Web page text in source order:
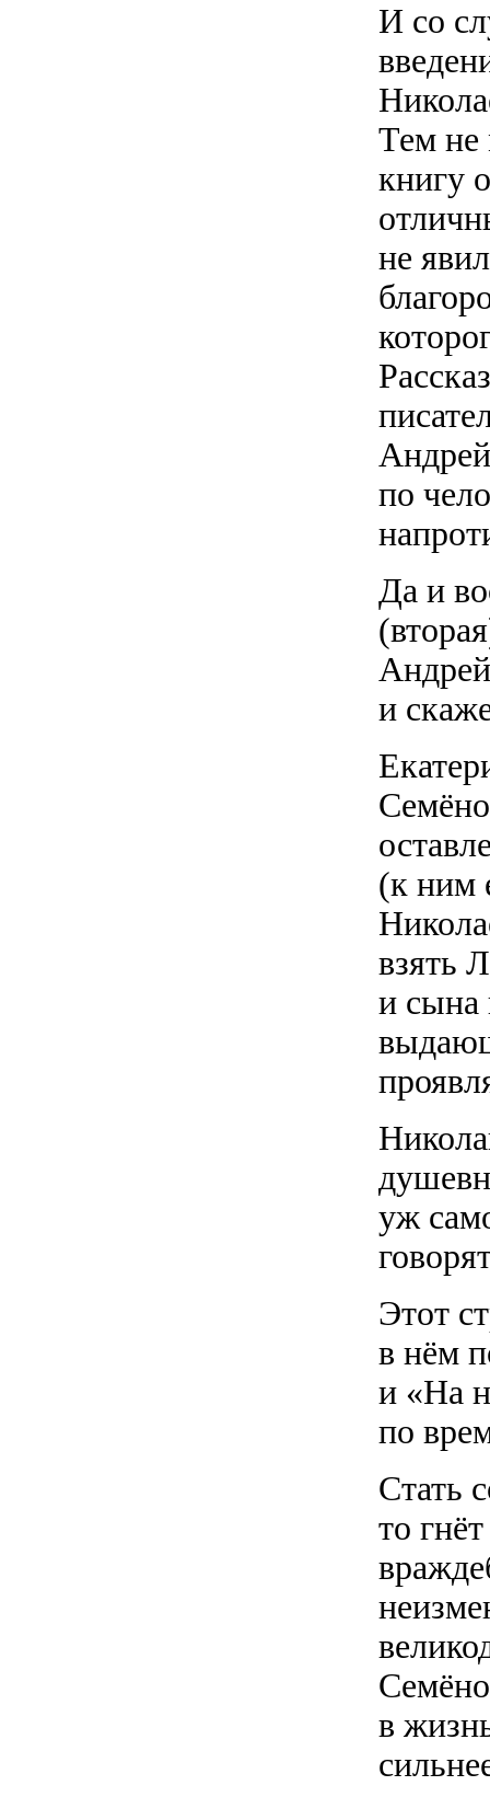
И со
Тем не
книгу
не
по
Да и
и
(к ним
взять
и сына
уж
Этот
в нём
и «На
по
Стать
то
в